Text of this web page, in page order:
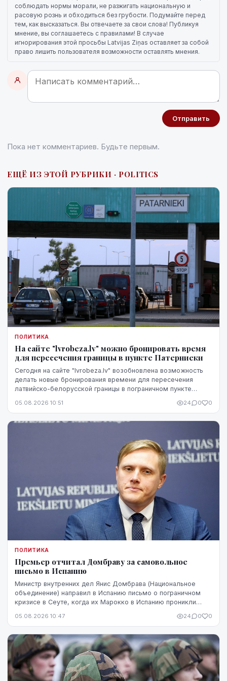
соблюдать нормы морали, не разжигать национальную и
расовую рознь и обходиться без грубости. Подумайте перед
тем, как высказаться. Вы отвечаете за свои слова! Публикуя
мнение, вы соглашаетесь с правилами! В случае
игнорирования этой просьбы Latvijas Ziņas оставляет за собой
право лишить пользователя возможности оставлять мнения.
Отправить
Пока нет комментариев. Будьте первым.
ЕЩЁ ИЗ ЭТОЙ РУБРИКИ · POLITICS
ПОЛИТИКА
На сайте "lvrobeza.lv" можно бронировать время
для пересечения границы в пункте Патерниеки
Сегодня на сайте "lvrobeza.lv" возобновлена возможность
делать новые бронирования времени для пересечения
латвийско-белорусской границы в пограничном пункте
05.08.2026 10:51 24 0 0
ПОЛИТИКА
Премьер отчитал Домбраву за самовольное
письмо в Испанию
Министр внутренних дел Янис Домбрава (Национальное
объединение) направил в Испанию письмо о пограничном
кризисе в Сеуте, когда их Марокко в Испанию проникли
чувствительно.
05.08.2026 10:47 24 0 0